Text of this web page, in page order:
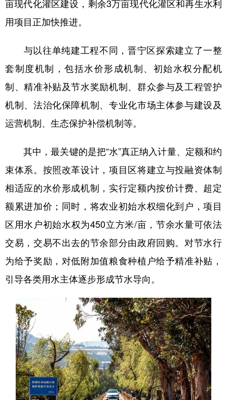
亩现代化灌区建设，剩余3万亩现代化灌区和再生水利
用项目正加快推进。
与以往单纯建工程不同，晋宁区探索建立了一整
套制度机制，包括水价形成机制、初始水权分配机
制、精准补贴及节水奖励机制、群众参与及工程管护
机制、法治化保障机制、专业化市场主体参与建设及
运营机制、生态保护补偿机制等。
其中，最关键的是把“水”真正纳入计量、定额和约
束体系。按照改革设计，项目区将建立与投融资体制
相适应的水价形成机制，实行定额内按价计费、超定
额累进加价；同时，将农业初始水权细化到户，项目
区用水户初始水权为450立方米/亩，节余水量可依法
交易，交易不出去的节余部分由政府回购。对节水行
为给予奖励，对低附加值粮食种植户给予精准补贴，
引导各类用水主体逐步形成节水导向。